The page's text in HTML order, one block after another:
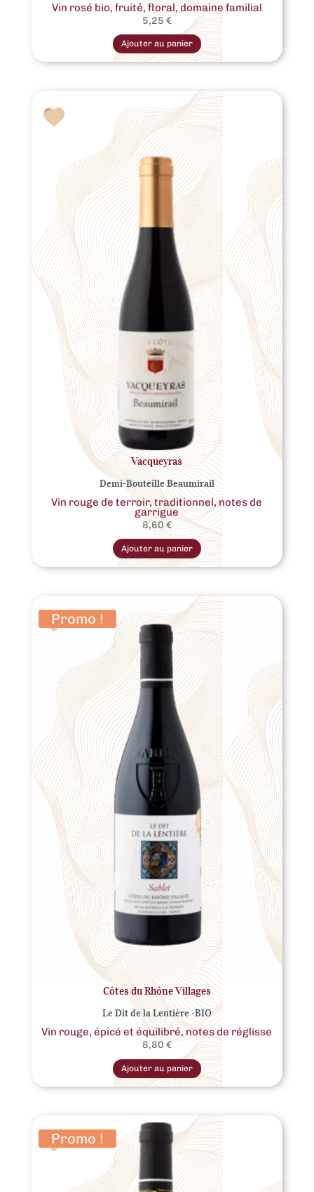
Vin rosé bio, fruité, floral, domaine familial
5,25 €
Ajouter au panier
Ce
produit
a
plusieurs
options
peuvent
être
choisies
sur
la
page
du
produit
Vacqueyras
Demi-Bouteille Beaumirail
Vin rouge de terroir, traditionnel, notes de
garrigue
8,60€
Ajouter au panier
Promo !
Côtes du Rhône Villages
Le Dit de la Lentière -BIO
Vin rouge, épicé et équilibré, notes de réglisse
8,80 €
Ajouter au panier
Ce
produit
a
plusieurs
options
peuvent
être
choisies
sur
la
page
du
Promo !